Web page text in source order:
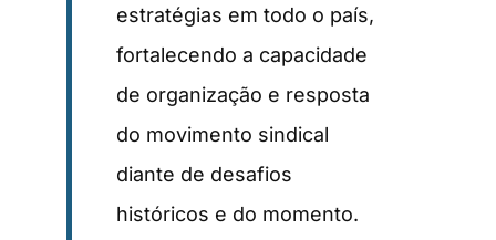
estratégias em todo o país,
fortalecendo a capacidade
de organização e resposta
do movimento sindical
diante de desafios
históricos e do momento.